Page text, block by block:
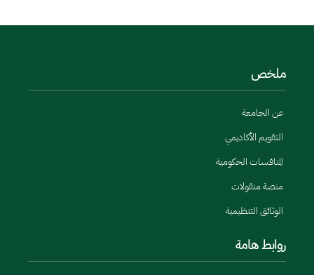
ملخص
عن الجامعة
التقويم الأكاديمي
المنافسات الحكومية
منصة منقولات
الوثائق التنظيمية
روابط هامة